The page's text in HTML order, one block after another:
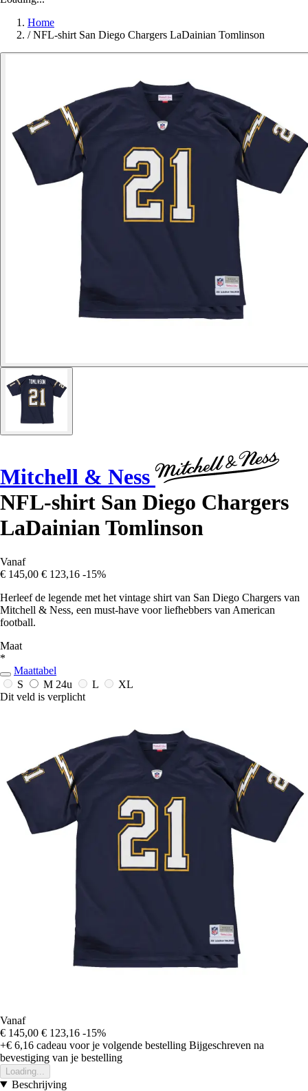
Home
/ NFL-shirt San Diego Chargers LaDainian Tomlinson
Mitchell & Ness
NFL-shirt San Diego Chargers
LaDainian Tomlinson
Vanaf
€ 145,00 € 123,16 -15%
Herleef de legende met het vintage shirt van San Diego Chargers van
Mitchell & Ness, een must-have voor liefhebbers van American
football.
Maat
*
Maattabel
S
M 24u L
XL
Dit veld is verplicht
Vanaf
€ 145,00 € 123,16 -15%
+€ 6,16 cadeau voor je volgende bestelling Bijgeschreven na
bevestiging van je bestelling
Loading...
Beschrijving